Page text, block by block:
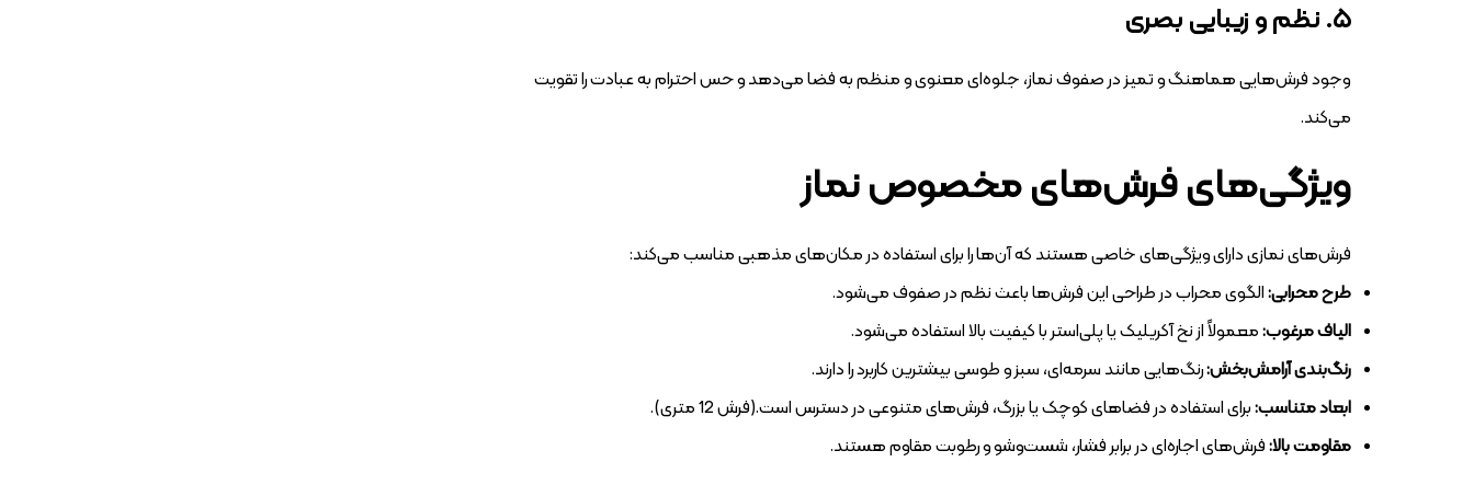
۵. نظم و زیبایی بصری
وجود فرش‌هایی هماهنگ و تمیز در صفوف نماز، جلوه‌ای معنوی و منظم به فضا می‌دهد و حس احترام به عبادت را تقویت
می‌کند.
ویژگی‌های فرش‌های مخصوص نماز
فرش‌های نمازی دارای ویژگی‌های خاصی هستند که آن‌ها را برای استفاده در مکان‌های مذهبی مناسب می‌کند:
طرح محرابی:الگوی محراب در طراحی این فرش‌ها باعث نظم در صفوف می‌شود.
الیاف مرغوب:معمولاً از نخ آکریلیک یا پلی‌استر با کیفیت بالا استفاده می‌شود.
رنگ‌بندی آرامش‌بخش:رنگ‌هایی مانند سرمه‌ای، سبز و طوسی بیشترین کاربرد را دارند.
ابعاد متناسب:برای استفاده در فضاهای کوچک یا بزرگ، فرش‌های متنوعی در دسترس است.(فرش 12 متری).
مقاومت بالا:فرش‌های اجاره‌ای در برابر فشار، شست‌وشو و رطوبت مقاوم هستند.